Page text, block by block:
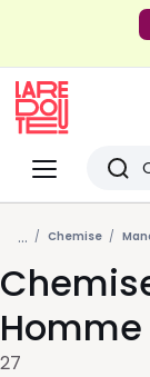
Menu
Redoute
vus
... Chemise
Homme
27